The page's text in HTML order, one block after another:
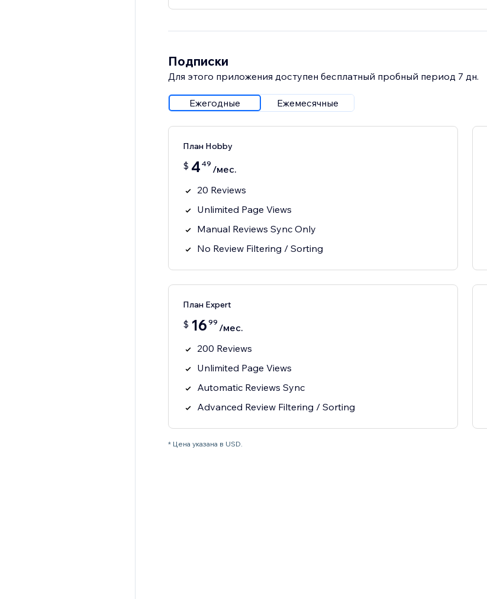
Подписки
Для этого приложения доступен бесплатный пробный период 7 дн.
Ежегодные Ежемесячные
План Hobby
$ 4 49 /мес.
20 Reviews
Unlimited Page Views
Manual Reviews Sync Only
No Review Filtering / Sorting
План Expert
$ 16 99 /мес.
200 Reviews
Unlimited Page Views
Automatic Reviews Sync
Advanced Review Filtering / Sorting
* Цена указана в USD.